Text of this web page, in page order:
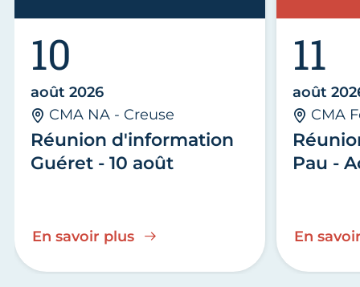
Réunion d'information
Guéret - 10 août
10
août 2026
CMA NA - Creuse
En savoir plus
Pau -
11
août
CMA
En